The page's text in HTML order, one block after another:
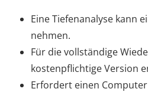
Eine Tiefenanalyse kann
nehmen.
Für die vollständige
kostenpflichtige Version
Erfordert einen